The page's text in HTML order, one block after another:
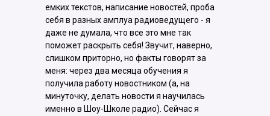
емких текстов, написание новостей, проба
себя в разных амплуа радиоведущего - я
даже не думала, что все это мне так
поможет раскрыть себя! Звучит, наверно,
слишком приторно, но факты говорят за
меня: через два месяца обучения я
получила работу новостником (а, на
минуточку, делать новости я научилась
именно в Шоу-Школе радио). Сейчас я